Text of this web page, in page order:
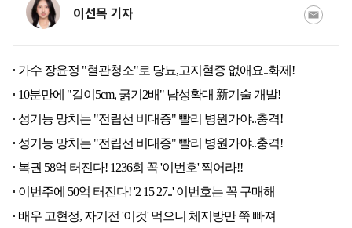
이선목 기자